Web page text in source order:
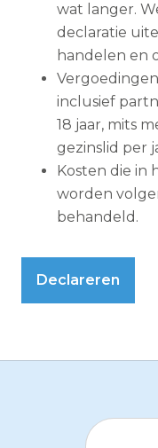
wat langer.
declaratie
handelen en
inclusief
18 jaar, mits
gezinslid per
Kosten die in
worden
behandeld.
Declareren